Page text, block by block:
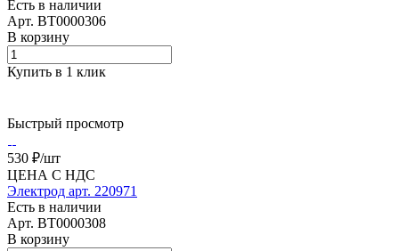
Есть в наличии
Арт. BT0000306
В корзину
Купить в 1 клик
Быстрый просмотр
530 ₽/шт
ЦЕНА С НДС
Электрод арт. 220971
Есть в наличии
Арт. BT0000308
В корзину